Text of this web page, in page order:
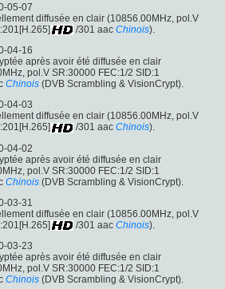
05-07
diffusée en clair (10856.00MHz, pol.V
/301 aac Chinois).
04-16
après avoir été diffusée en clair
pol.V SR:30000 FEC:1/2 SID:1
Chinois (DVB Scrambling & VisionCrypt).
04-03
diffusée en clair (10856.00MHz, pol.V
/301 aac Chinois).
04-02
après avoir été diffusée en clair
pol.V SR:30000 FEC:1/2 SID:1
Chinois (DVB Scrambling & VisionCrypt).
03-31
diffusée en clair (10856.00MHz, pol.V
/301 aac Chinois).
03-23
après avoir été diffusée en clair
pol.V SR:30000 FEC:1/2 SID:1
Chinois (DVB Scrambling & VisionCrypt).